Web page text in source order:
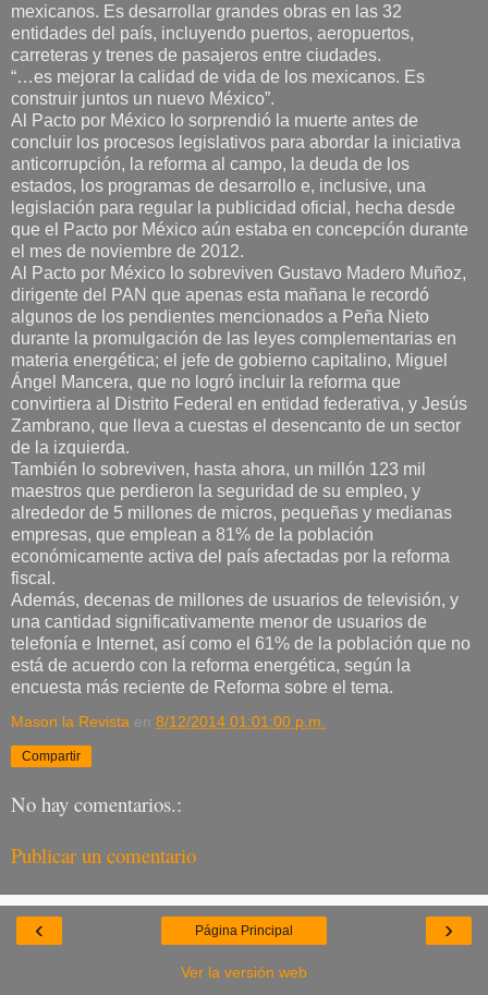
mexicanos. Es desarrollar grandes obras en las 32
entidades del país, incluyendo puertos, aeropuertos,
carreteras y trenes de pasajeros entre ciudades.
“…es mejorar la calidad de vida de los mexicanos. Es
construir juntos un nuevo México”.
Al Pacto por México lo sorprendió la muerte antes de
concluir los procesos legislativos para abordar la iniciativa
anticorrupción, la reforma al campo, la deuda de los
estados, los programas de desarrollo e, inclusive, una
legislación para regular la publicidad oficial, hecha desde
que el Pacto por México aún estaba en concepción durante
el mes de noviembre de 2012.
Al Pacto por México lo sobreviven Gustavo Madero Muñoz,
dirigente del PAN que apenas esta mañana le recordó
algunos de los pendientes mencionados a Peña Nieto
durante la promulgación de las leyes complementarias en
materia energética; el jefe de gobierno capitalino, Miguel
Ángel Mancera, que no logró incluir la reforma que
convirtiera al Distrito Federal en entidad federativa, y Jesús
Zambrano, que lleva a cuestas el desencanto de un sector
de la izquierda.
También lo sobreviven, hasta ahora, un millón 123 mil
maestros que perdieron la seguridad de su empleo, y
alrededor de 5 millones de micros, pequeñas y medianas
empresas, que emplean a 81% de la población
económicamente activa del país afectadas por la reforma
fiscal.
Además, decenas de millones de usuarios de televisión, y
una cantidad significativamente menor de usuarios de
telefonía e Internet, así como el 61% de la población que no
está de acuerdo con la reforma energética, según la
encuesta más reciente de Reforma sobre el tema.
Mason la Revista en 8/12/2014 01:01:00 p.m.
Compartir
No hay comentarios.:
Publicar un comentario
‹ ›
Página Principal
Ver la versión web